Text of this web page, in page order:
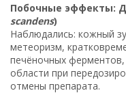
Побочные эффекты:
scandens)
Наблюдались: кожный
метеоризм,
печёночных ферментов,
области при
отмены препарата.